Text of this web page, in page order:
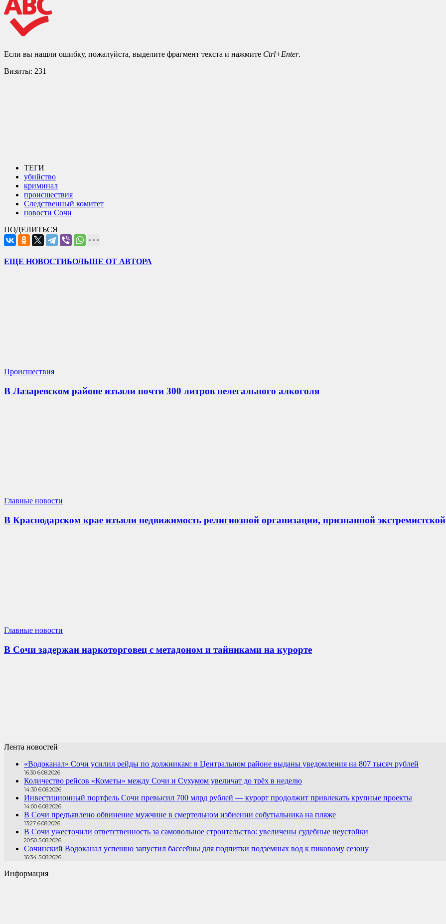
Если вы нашли ошибку, пожалуйста, выделите фрагмент текста и нажмите Ctrl+Enter.
Визиты: 231
ТЕГИ
убийство
криминал
происшествия
Следственный комитет
новости Сочи
ПОДЕЛИТЬСЯ
ЕЩЕ НОВОСТИБОЛЬШЕ ОТ АВТОРА
Происшествия
В Лазаревском районе изъяли почти 300 литров нелегального алкоголя
Главные новости
В Краснодарском крае изъяли недвижимость религиозной организации, признанной экстремистской
Главные новости
В Сочи задержан наркоторговец с метадоном и тайниками на курорте
Лента новостей
«Водоканал» Сочи усилил рейды по должникам: в Центральном районе выданы уведомления на 807 тысяч рублей
16:30 6.08.2026
Количество рейсов «Кометы» между Сочи и Сухумом увеличат до трёх в неделю
14:30 6.08.2026
Инвестиционный портфель Сочи превысил 700 млрд рублей — курорт продолжит привлекать крупные проекты
14:00 6.08.2026
В Сочи предъявлено обвинение мужчине в смертельном избиении собутыльника на пляже
13:27 6.08.2026
В Сочи ужесточили ответственность за самовольное строительство: увеличены судебные неустойки
20:50 5.08.2026
Сочинский Водоканал успешно запустил бассейны для подпитки подземных вод к пиковому сезону
16:34 5.08.2026
Информация